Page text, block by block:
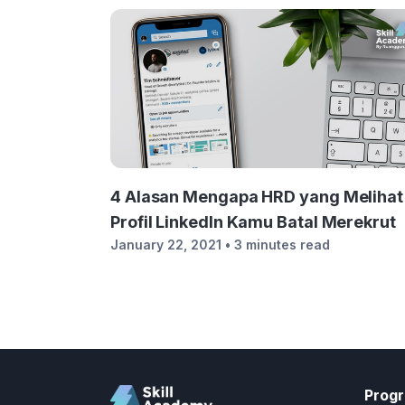
4 Alasan Mengapa HRD yang Melihat
Profil LinkedIn Kamu Batal Merekrut
January 22, 2021 • 3 minutes read